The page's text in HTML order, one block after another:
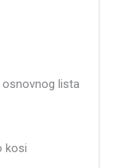
osnovnog lista
kosi